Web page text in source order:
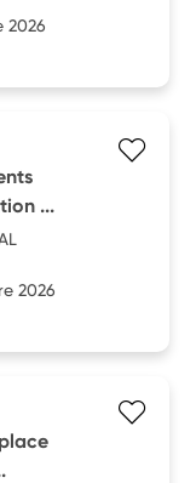
2026
...
2026